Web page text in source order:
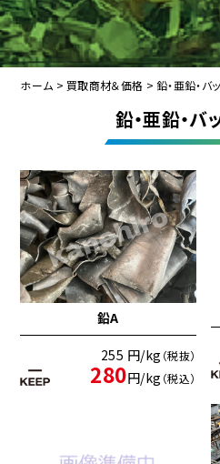
ホーム > 買取商材＆価格 >鉛・亜鉛・バ
鉛・亜鉛・バ
鉛A
255 円/kg （税抜）
280円/kg （税込）